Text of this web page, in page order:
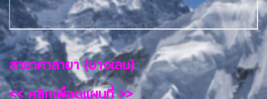
สาขาศาลายา (บางเลน)
<< คลิกเพื่อดูแผนที่ >>